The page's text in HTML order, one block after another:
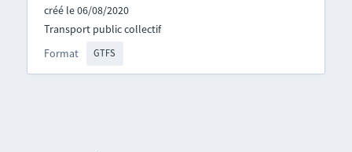
créé le 06/08/2020
Format GTFS
Transport public collectif